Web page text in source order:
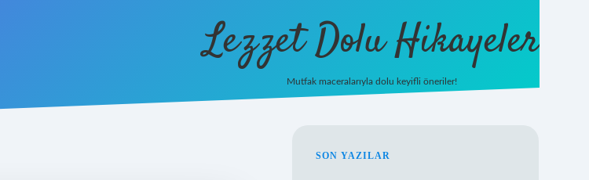
Lezzet Dolu Hikayeler
Mutfak maceralarıyla dolu keyifli öneriler!
SIDEBAR
SON YAZILAR